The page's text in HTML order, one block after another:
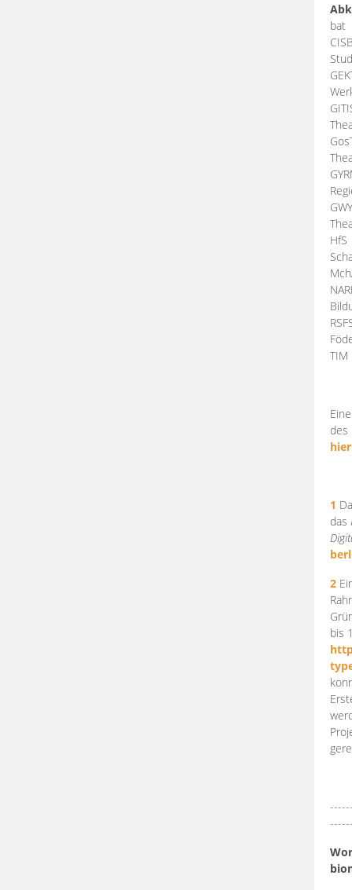
bat
HfS
des
hier
1
das
2
bis